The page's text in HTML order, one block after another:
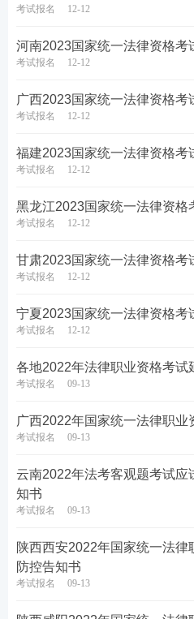
下载】
考试报名 12-12
河南2023国家统一法律资格考
考试报名 12-12
广西2023国家统一法律资格考
考试报名 12-12
福建2023国家统一法律资格考
考试报名 12-12
黑龙江2023国家统一法律资格
考试报名 12-12
甘肃2023国家统一法律资格考
考试报名 12-12
宁夏2023国家统一法律资格考
考试报名 12-12
各地2022年法律职业资格考试
考试报名 09-13
广西2022年国家统一法律职业
考试报名 09-13
云南2022年法考客观题考试
知书
考试报名 09-13
陕西西安2022年国家统一法
防控告知书
考试报名 09-13